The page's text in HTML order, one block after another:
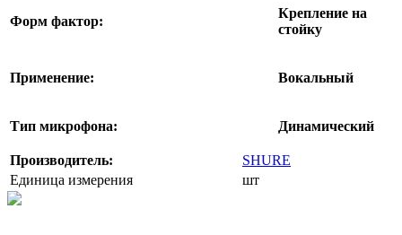
Форм фактор:
Крепление на
стойку
Применение: Вокальный
Тип микрофона: Динамический
Производитель:
SHURE
Единица измерения
шт